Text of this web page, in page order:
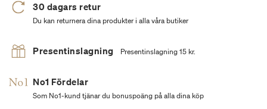
30 dagars retur
Du kan returnera dina produkter i alla våra butiker
Presentinslagning Presentinslagning 15 kr.
No1 Fördelar
Som No1-kund tjänar du bonuspoäng på alla dina köp